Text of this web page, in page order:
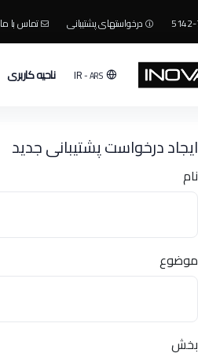
درخواستهای پشتیبانی تماس با ما
IR- ARS ناحیه کاربری
ایجاد درخواست پشتیبانی جدید
نام
موضوع
بخش